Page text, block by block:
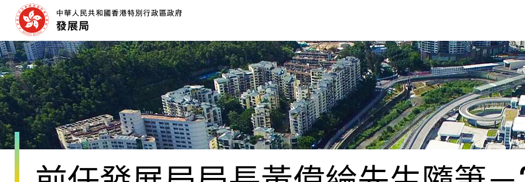
容
開
始